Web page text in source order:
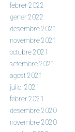
febrer 2022
gener 2022
desembre 2021
novembre 2021
octubre 2021
setembre 2021
agost 2021
juliol 2021
febrer 2021
desembre 2020
novembre 2020